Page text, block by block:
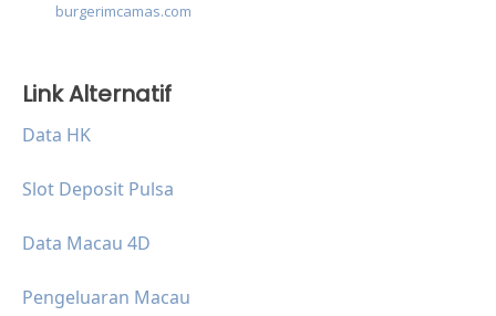
burgerimcamas.com
Link Alternatif
Data HK
Slot Deposit Pulsa
Data Macau 4D
Pengeluaran Macau